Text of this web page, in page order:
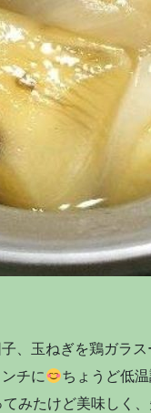
、玉ねぎを鶏ガラ
チに
ちょうど低
みたけど美味しく